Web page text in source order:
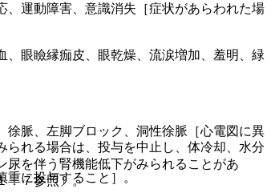
運動障害、意識消失［症状があらわれた場
眼瞼縁痂皮、眼乾燥、流涙増加、羞明、緑
脈、左脚ブロック、洞性徐脈［心電図に異
に投与すること］。
れる場合は、投与を中止し、体冷却、水分
を伴う腎機能低下がみられることがあ
．７参照〕。